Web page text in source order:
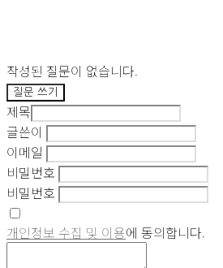
작성된 질문이 없습니다.
질문 쓰기
제목
글쓴이
이메일
비밀번호
비밀번호
개인정보 수집 및 이용에 동의합니다.